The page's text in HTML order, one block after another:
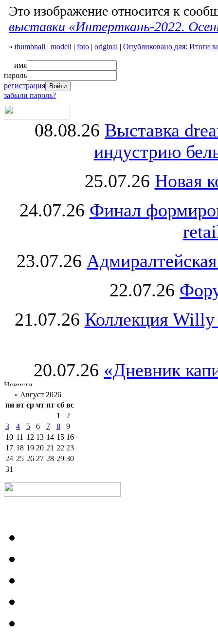
Это изображение относится к
выставки «Интерткань-2022.
» thumbnail | modeli | foto | original | Опубликовано для: Итоги
имя
пароль
регистрация
забыли пароль?
08.08.26 Выставка
индустрию
25.07.26 Новая
24.07.26 Финал
23.07.26
22.07.26
21.07.26 Коллекция Willy
20.07.26 «Дневник
« Август 2026
пн вт ср чт пт сб вс
1
2
3
4 5 6 7 8
9
10 11 12 13 14 15 16
17 18 19 20 21 22 23
24 25 26 27 28 29 30
31